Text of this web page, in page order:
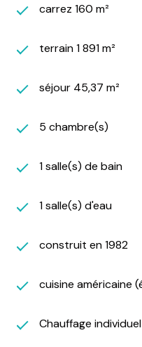
carrez 160 m²
terrain 1 891 m²
séjour 45,37 m²
5 chambre(s)
1 salle(s) de bain
1 salle(s) d'eau
construit en 1982
cuisine américaine
Chauffage